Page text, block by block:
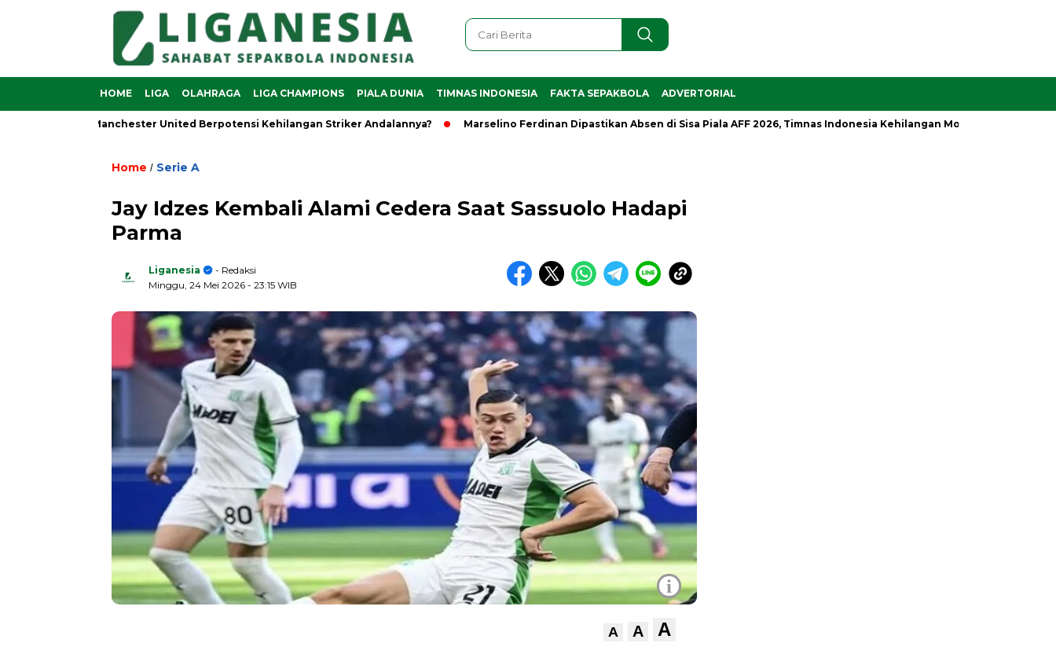
HOME LIGA OLAHRAGA LIGA CHAMPIONS PIALA DUNIA TIMNAS INDONESIA FAKTA SEPAKBOLA ADVERTORIAL
Sesko, Manchester United Berpotensi Kehilangan Striker Andalannya? Marselino Ferdinan Dipastikan Absen di Sisa Piala AFF 2026, Timnas Indonesia Kehilangan Motor Serangan
Home / Serie A
Jay Idzes Kembali Alami Cedera Saat Sassuolo Hadapi
Parma
Liganesia
- Redaksi
Minggu, 24 Mei 2026 - 23:15 WIB
i
A A A